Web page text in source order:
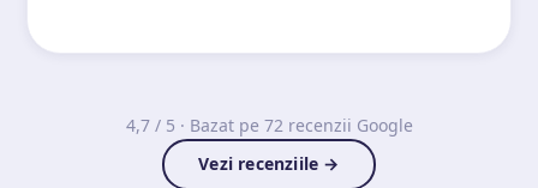
4,7 / 5 · Bazat pe 72 recenzii Google
Vezi recenziile →